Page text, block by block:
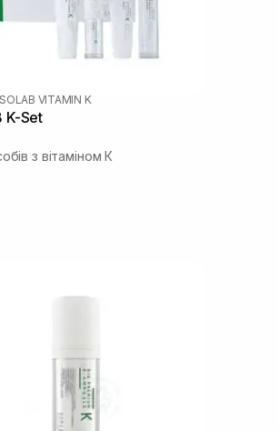
VITAMIN K
K-Set
з вітаміном К